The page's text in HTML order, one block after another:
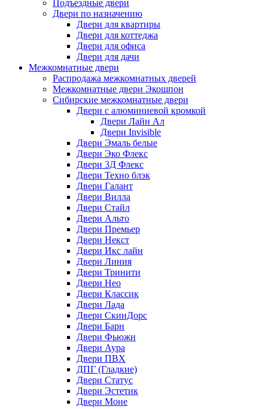
Подъездные двери
Двери по назначению
Двери для квартиры
Двери для коттеджа
Двери для офиса
Двери для дачи
Межкомнатные двери
Распродажа межкомнатных дверей
Межкомнатные двери Экошпон
Сибирские межкомнатные двери
Двери с алюминиевой кромкой
Двери Лайн Ал
Двери Invisible
Двери Эмаль белые
Двери Эко Флекс
Двери 3Д Флекс
Двери Техно блэк
Двери Галант
Двери Вилла
Двери Стайл
Двери Альто
Двери Премьер
Двери Некст
Двери Икс лайн
Двери Линия
Двери Тринити
Двери Нео
Двери Классик
Двери Лада
Двери СкинДорс
Двери Барн
Двери Фьюжн
Двери Аура
Двери ПВХ
ДПГ (Гладкие)
Двери Статус
Двери Эстетик
Двери Моне